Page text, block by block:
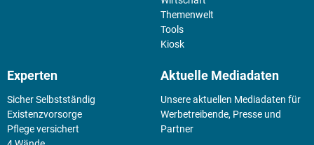
Themenwelt
Tools
Kiosk
Experten
Sicher Selbstständig
Existenz­vorsorge
Pflege versichert
Aktuelle Mediadaten
Unsere aktuellen Mediadaten für
Werbetreibende, Presse und
Partner